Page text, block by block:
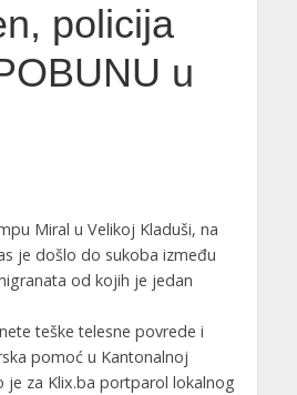
policija
u
Miral u Velikoj Kladuši, na
je došlo do sukoba između
od kojih je jedan
teške telesne povrede i
pomoć u Kantonalnoj
je za Klix.ba portparol lokalnog